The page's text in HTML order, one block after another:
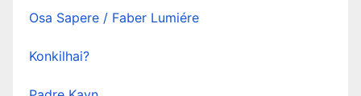
Osa Sapere / Faber Lumiére
Konkilhai?